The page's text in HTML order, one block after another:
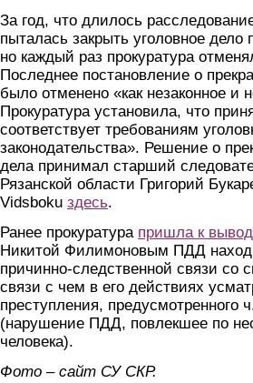
За год, что длилось
пыталась закрыть уголовное
но каждый раз прокуратура
Последнее постановление о
было отменено «как незаконное и
Прокуратура установила, что
соответствует требованиям
законодательства». Решение о
дела принимал старший
Рязанской области Григорий
Vidsboku здесь.
Ранее прокуратура пришла к
Никитой Филимоновым ПДД
причинно-следственной связи со
связи с чем в его действиях
преступления, предусмотренного
(нарушение ПДД, повлекшее по
человека).
Фото – сайт СУ СКР.